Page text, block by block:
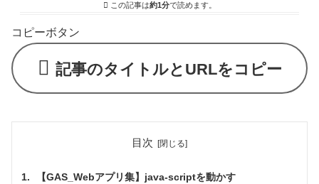
この記事は約1分で読めます。
コピーボタン
記事のタイトルとURLをコピー
目次
【GAS_Webアプリ集】java-scriptを動かす